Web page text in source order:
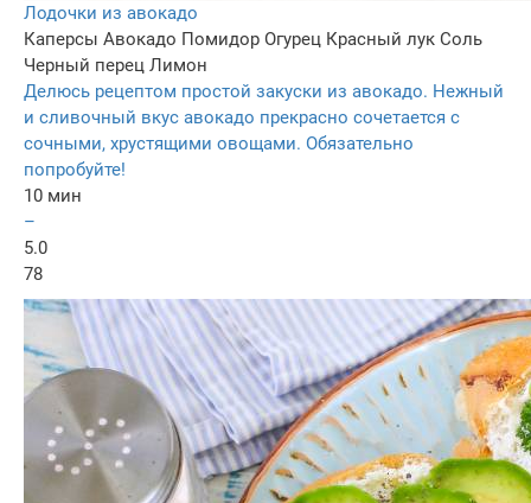
Лодочки из авокадо
Каперсы Авокадо Помидор Огурец Красный лук Соль
Черный перец Лимон
Делюсь рецептом простой закуски из авокадо. Нежный
и сливочный вкус авокадо прекрасно сочетается с
сочными, хрустящими овощами. Обязательно
попробуйте!
10 мин
–
5.0
78